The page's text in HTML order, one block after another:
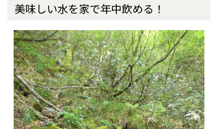
美味しい水を家で年中飲める！